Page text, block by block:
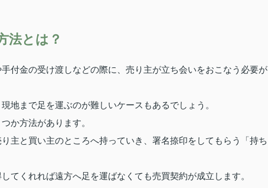
法とは？
付金の受け渡しなどの際に、売り主が立ち会いをおこなう必要が
地まで足を運ぶのが難しいケースもあるでしょう。
か方法があります。
主と買い主のところへ持っていき、署名捺印をしてもらう「持ち
てくれれば遠方へ足を運ばなくても売買契約が成立します。